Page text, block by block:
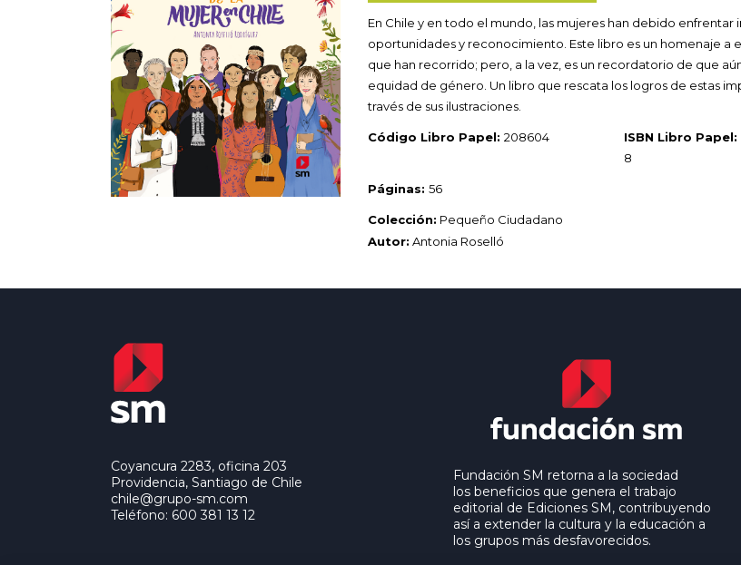
En Chile y en todo el mundo, las mujeres han debido
oportunidades y reconocimiento. Este libro es un homenaje a
que han recorrido; pero, a la vez, es un recordatorio de que
equidad de género. Un libro que rescata los logros de estas
través de sus ilustraciones.
Código Libro Papel: 208604 ISBN Libro Papel:
8
Páginas: 56
Colección: Pequeño Ciudadano
Autor: Antonia Roselló
Coyancura 2283, oficina 203
Providencia, Santiago de Chile
chile@grupo-sm.com
Teléfono: 600 381 13 12
Fundación SM retorna a la sociedad
los beneficios que genera el trabajo
editorial de Ediciones SM, contribuyendo
así a extender la cultura y la educación a
los grupos más desfavorecidos.